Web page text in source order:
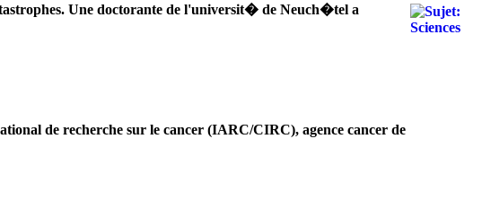
Une doctorante de l'universit� de Neuch�tel a
de recherche sur le cancer (IARC/CIRC), agence cancer de